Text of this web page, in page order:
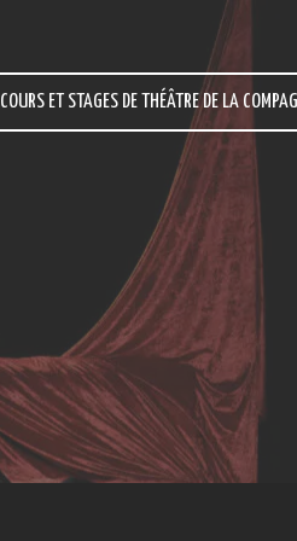
COURS ET STAGES DE THÉÂTRE DE LA